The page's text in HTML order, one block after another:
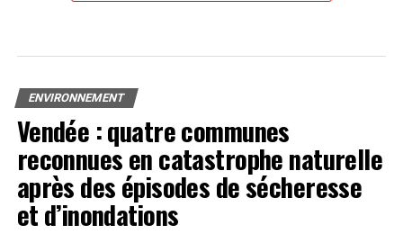
ENVIRONNEMENT
Vendée : quatre communes
reconnues en catastrophe naturelle
après des épisodes de sécheresse
et d’inondations